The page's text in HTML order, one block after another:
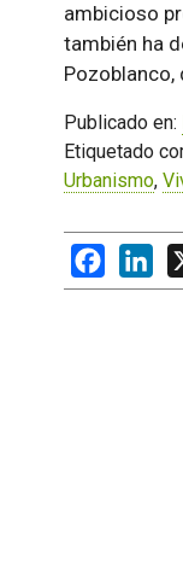
ambicioso
también ha
Publicado en:
Etiquetado
Urbanismo,